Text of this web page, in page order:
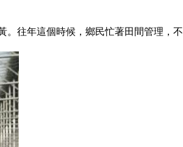
年這個時候，鄉民忙著田間管理，